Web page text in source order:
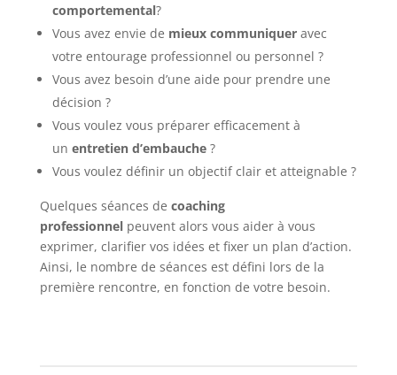
comportemental?
Vous avez envie de mieux communiqueravec
votre entourage professionnel ou personnel ?
Vous avez besoin d’une aide pour prendre une
décision ?
Vous voulez vous préparer efficacement à
un entretien d’embauche?
Vous voulez définir un objectif clair et atteignable ?
Quelques séances de coaching
professionnelpeuvent alors vous aider à vous
exprimer, clarifier vos idées et fixer un plan d’action.
Ainsi, le nombre de séances est défini lors de la
première rencontre, en fonction de votre besoin.